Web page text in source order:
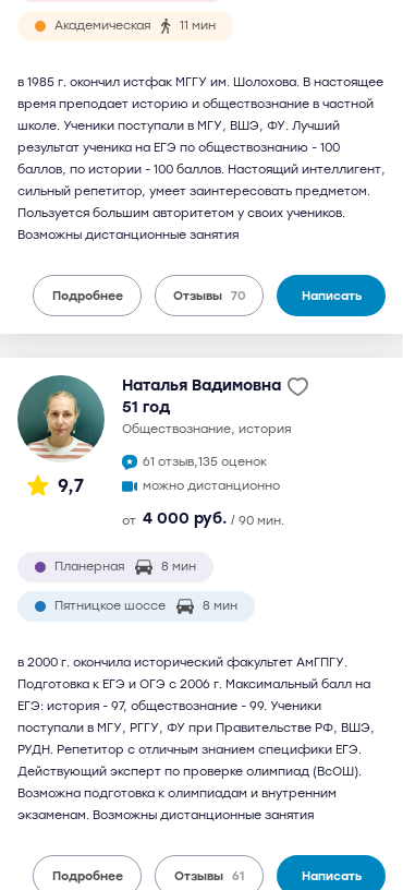
Академическая 11 мин
в 1985 г. окончил истфак МГГУ им. Шолохова. В настоящее
время преподает историю и обществознание в частной
школе. Ученики поступали в МГУ, ВШЭ, ФУ. Лучший
результат ученика на ЕГЭ по обществознанию - 100
баллов, по истории - 100 баллов. Настоящий интеллигент,
сильный репетитор, умеет заинтересовать предметом.
Пользуется большим авторитетом у своих учеников.
Возможны дистанционные занятия
Подробнее Отзывы 70 Написать
9,7
Наталья Вадимовна
51 год
обществознание, история
61 отзыв,135 оценок
можно дистанционно
от 4 000 руб. / 90 мин.
Планерная 8 мин
Пятницкое шоссе 8 мин
в 2000 г. окончила исторический факультет АмГПГУ.
Подготовка к ЕГЭ и ОГЭ с 2006 г. Максимальный балл на
ЕГЭ: история - 97, обществознание - 99. Ученики
поступали в МГУ, РГГУ, ФУ при Правительстве РФ, ВШЭ,
РУДН. Репетитор с отличным знанием специфики ЕГЭ.
Действующий эксперт по проверке олимпиад (ВсОШ).
Возможна подготовка к олимпиадам и внутренним
экзаменам. Возможны дистанционные занятия
Подробнее Отзывы 61 Написать